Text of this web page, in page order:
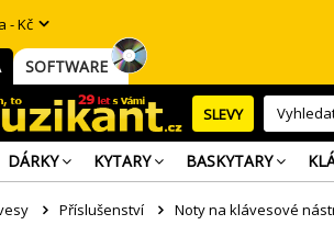
- Kč
SOFTWARE
SLEVY
DÁRKY KYTARY BASKYTARY
Příslušenství Noty na klávesové